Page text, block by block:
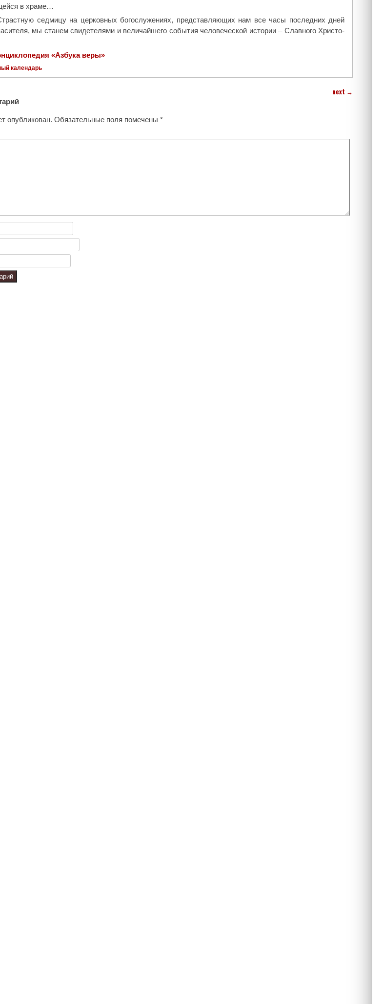
в хра­ме…
сед­ми­цу на цер­ков­ных бо­го­слу­же­ни­ях, пред­став­ля­ю­щих нам все ча­сы по­след­них дней
мы ста­нем сви­де­те­ля­ми и ве­ли­чай­ше­го со­бы­тия че­ло­ве­че­ской ис­то­рии – Слав­но­го Хри­сто­
«Азбука веры»
календарь
next →
опубликован. Обязательные поля помечены *